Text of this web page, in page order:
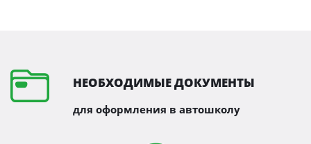
НЕОБХОДИМЫЕ ДОКУМЕНТЫ
для оформления в автошколу